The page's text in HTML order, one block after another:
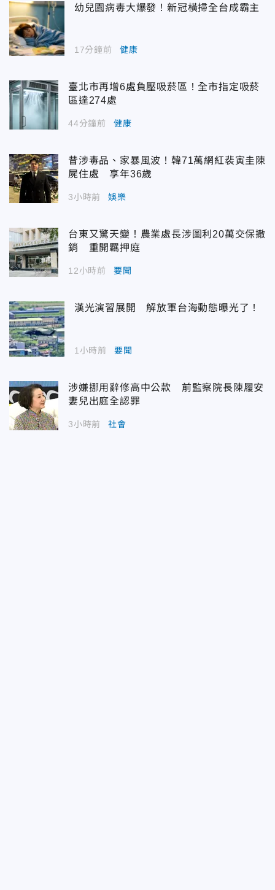
幼兒園病毒大爆發！新冠橫掃全台成霸主
17分鐘前 健康
臺北市再增6處負壓吸菸區！全市指定吸菸
區達274處
44分鐘前 健康
昔涉毒品、家暴風波！韓71萬網紅裴寅圭陳
屍住處 享年36歲
3小時前 娛樂
台東又驚天變！農業處長涉圖利20萬交保撤
銷 重開羈押庭
12小時前 要聞
漢光演習展開 解放軍台海動態曝光了！
1小時前 要聞
涉嫌挪用辭修高中公款 前監察院長陳履安
妻兒出庭全認罪
3小時前 社會